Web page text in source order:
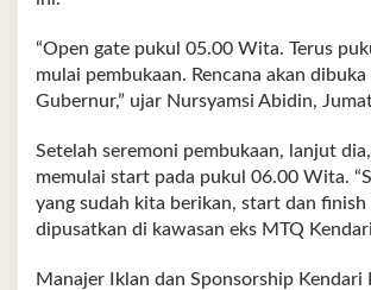
“Open gate pukul 05.00 Wita. Terus
mulai pembukaan. Rencana akan dibuka
Gubernur,” ujar Nursyamsi Abidin,
Setelah seremoni pembukaan, lanjut
memulai start pada pukul 06.00 Wita.
yang sudah kita berikan, start dan finish
dipusatkan di kawasan eks MTQ
Manajer Iklan dan Sponsorship Kendari